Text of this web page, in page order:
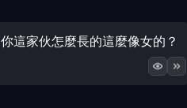
你這家伙怎麼長的這麼像女的？